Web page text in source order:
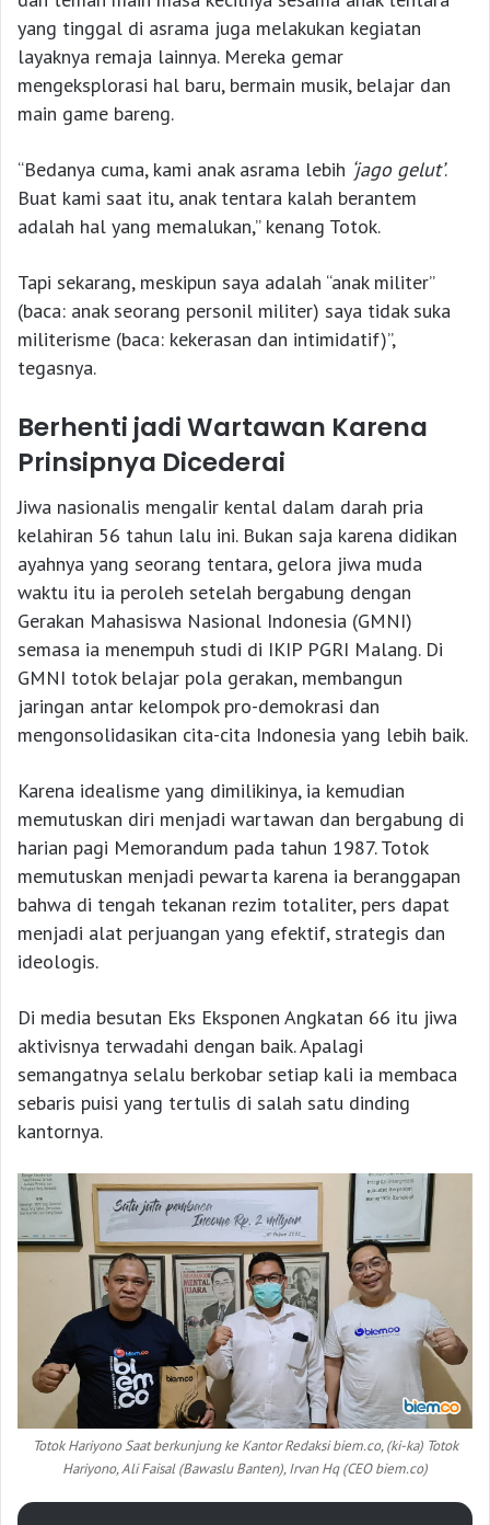
yang tinggal di asrama juga melakukan kegiatan
layaknya remaja lainnya. Mereka gemar
mengeksplorasi hal baru, bermain musik, belajar dan
main game bareng.
“Bedanya cuma, kami anak asrama lebih ‘jago gelut’.
Buat kami saat itu, anak tentara kalah berantem
adalah hal yang memalukan,” kenang Totok.
Tapi sekarang, meskipun saya adalah “anak militer”
(baca: anak seorang personil militer) saya tidak suka
militerisme (baca: kekerasan dan intimidatif)”,
tegasnya.
Berhenti jadi Wartawan Karena
Prinsipnya Dicederai
Jiwa nasionalis mengalir kental dalam darah pria
kelahiran 56 tahun lalu ini. Bukan saja karena didikan
ayahnya yang seorang tentara, gelora jiwa muda
waktu itu ia peroleh setelah bergabung dengan
Gerakan Mahasiswa Nasional Indonesia (GMNI)
semasa ia menempuh studi di IKIP PGRI Malang. Di
GMNI totok belajar pola gerakan, membangun
jaringan antar kelompok pro-demokrasi dan
mengonsolidasikan cita-cita Indonesia yang lebih baik.
Karena idealisme yang dimilikinya, ia kemudian
memutuskan diri menjadi wartawan dan bergabung di
harian pagi Memorandum pada tahun 1987. Totok
memutuskan menjadi pewarta karena ia beranggapan
bahwa di tengah tekanan rezim totaliter, pers dapat
menjadi alat perjuangan yang efektif, strategis dan
ideologis.
Di media besutan Eks Eksponen Angkatan 66 itu jiwa
aktivisnya terwadahi dengan baik. Apalagi
semangatnya selalu berkobar setiap kali ia membaca
sebaris puisi yang tertulis di salah satu dinding
kantornya.
Totok Hariyono Saat berkunjung ke Kantor Redaksi biem.co, (ki-ka) Totok
Hariyono, Ali Faisal (Bawaslu Banten), Irvan Hq (CEO biem.co)